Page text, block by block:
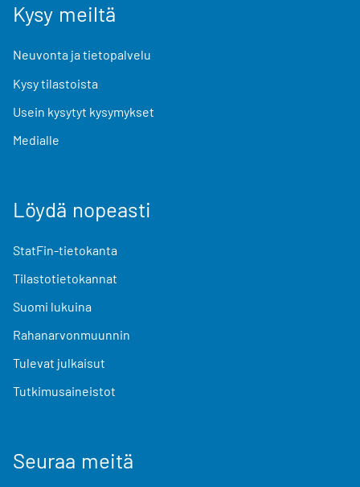
Kysy meiltä
Neuvonta ja tietopalvelu
Kysy tilastoista
Usein kysytyt kysymykset
Medialle
Löydä nopeasti
StatFin-tietokanta
Tilastotietokannat
Suomi lukuina
Rahanarvonmuunnin
Tulevat julkaisut
Tutkimusaineistot
Seuraa meitä